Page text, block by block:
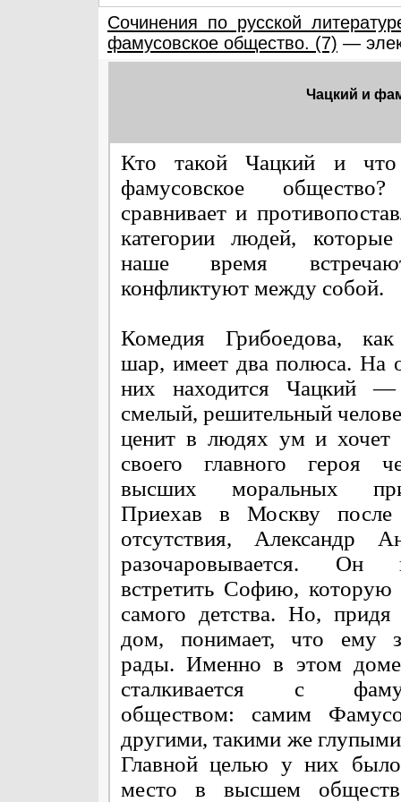
Сочинения по русской
фамусовское общество. (7) —
Чацкий и
Кто такой Чацкий и
фамусовское
сравнивает и
категории людей,
наше время
конфликтуют между собой.
Комедия Грибоедова,
шар, имеет два полюса. На
них находится Чацкий
смелый, решительный
ценит в людях ум и хочет
своего главного героя
высших моральных
Приехав в Москву после
отсутствия, Александр
разочаровывается. Он
встретить Софию,
самого детства. Но,
дом, понимает, что ему
рады. Именно в этом
сталкивается с
обществом: самим
другими, такими же
Главной целью у них
место в высшем